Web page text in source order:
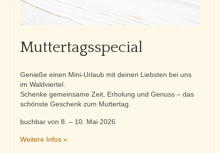
Muttertagsspecial
Genieße einen Mini-Urlaub mit deinen Liebsten bei uns
im Waldviertel.
Schenke gemeinsame Zeit, Erholung und Genuss – das
schönste Geschenk zum Muttertag.
buchbar von 8. – 10. Mai 2026
Weitere Infos »